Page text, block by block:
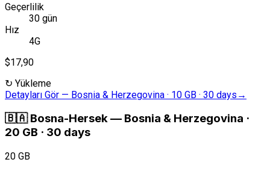
Geçerlilik
30 gün
Hız
4G
$17,90
↻ Yükleme
Detayları Gör — Bosnia & Herzegovina · 10 GB · 30 days →
🇧🇦 Bosna-Hersek— Bosnia & Herzegovina ·
20 GB · 30 days
20 GB